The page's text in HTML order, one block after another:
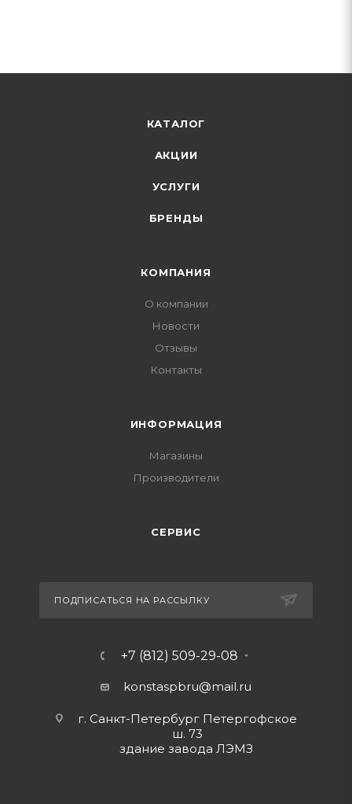
КАТАЛОГ
АКЦИИ
УСЛУГИ
БРЕНДЫ
КОМПАНИЯ
О компании
Новости
Отзывы
Контакты
ИНФОРМАЦИЯ
Магазины
Производители
СЕРВИС
ПОДПИСАТЬСЯ НА РАССЫЛКУ
+7 (812) 509-29-08
konstaspbru@mail.ru
г. Санкт-Петербург Петергофское
ш. 73
здание завода ЛЭМЗ